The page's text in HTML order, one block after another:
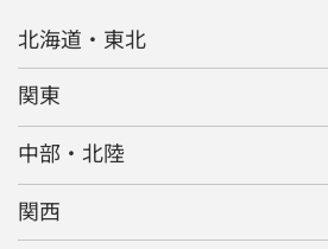
北海道・東北
関東
中部・北陸
関西